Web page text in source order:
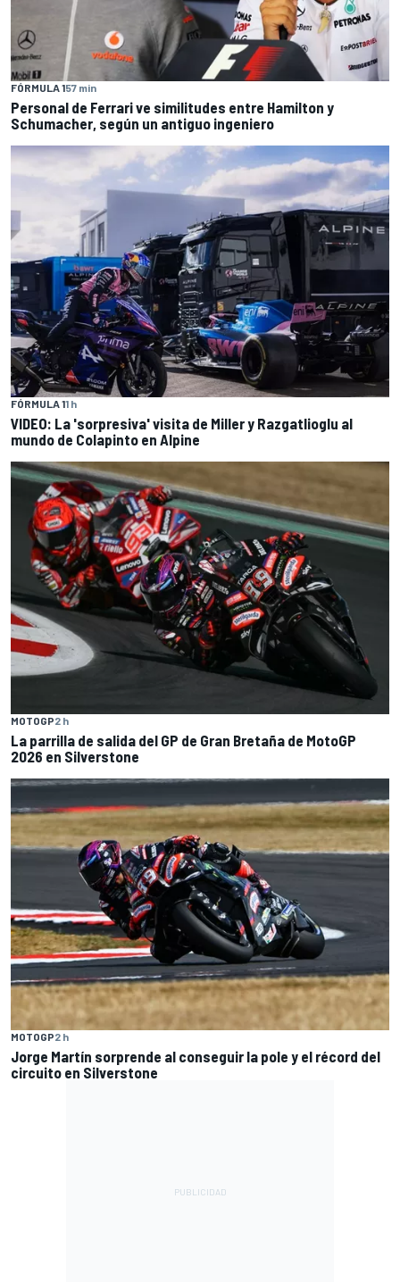
FÓRMULA 157 min
Personal de Ferrari ve similitudes entre Hamilton y
Schumacher, según un antiguo ingeniero
FÓRMULA 11 h
VIDEO: La 'sorpresiva' visita de Miller y Razgatlioglu al
mundo de Colapinto en Alpine
MOTOGP2 h
La parrilla de salida del GP de Gran Bretaña de MotoGP
2026 en Silverstone
MOTOGP2 h
Jorge Martín sorprende al conseguir la pole y el récord del
circuito en Silverstone